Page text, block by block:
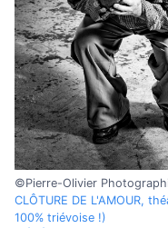
©Pierre-Olivier
CLÔTURE DE L'AMOUR,
100% triévoise !)